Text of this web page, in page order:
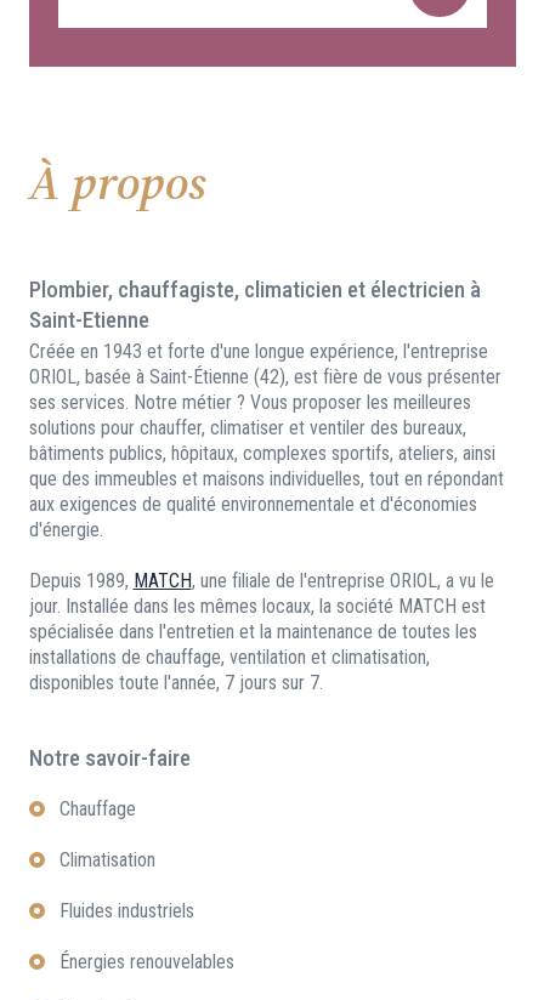
À propos
Plombier, chauffagiste, climaticien et électricien à
Saint-Etienne
Créée en 1943 et forte d'une longue expérience, l'entreprise
ORIOL, basée à Saint-Étienne (42), est fière de vous présenter
ses services. Notre métier ? Vous proposer les meilleures
solutions pour chauffer, climatiser et ventiler des bureaux,
bâtiments publics, hôpitaux, complexes sportifs, ateliers, ainsi
que des immeubles et maisons individuelles, tout en répondant
aux exigences de qualité environnementale et d'économies
d'énergie.
Depuis 1989, MATCH, une filiale de l'entreprise ORIOL, a vu le
jour. Installée dans les mêmes locaux, la société MATCH est
spécialisée dans l'entretien et la maintenance de toutes les
installations de chauffage, ventilation et climatisation,
disponibles toute l'année, 7 jours sur 7.
Notre savoir-faire
Chauffage
Climatisation
Fluides industriels
Énergies renouvelables